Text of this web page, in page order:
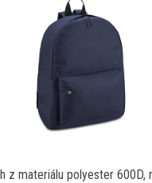
z materiálu polyester 600D,